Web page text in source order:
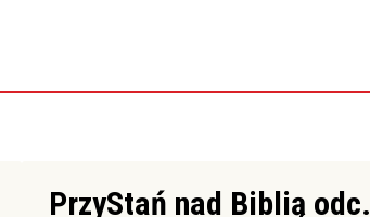
PrzyStań nad Biblią odc.